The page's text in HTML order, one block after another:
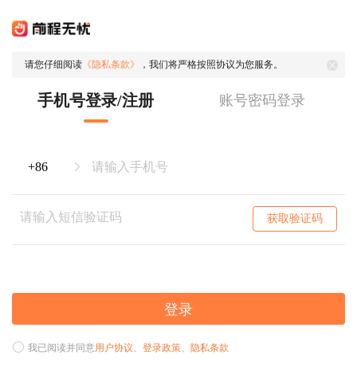
请您仔细阅读 《隐私条款》 ，我们将严格按照协议为您服务。
手机号登录/注册 账号密码登录
获取验证码
登录
我已阅读并同意用户协议、 登录政策、 隐私条款